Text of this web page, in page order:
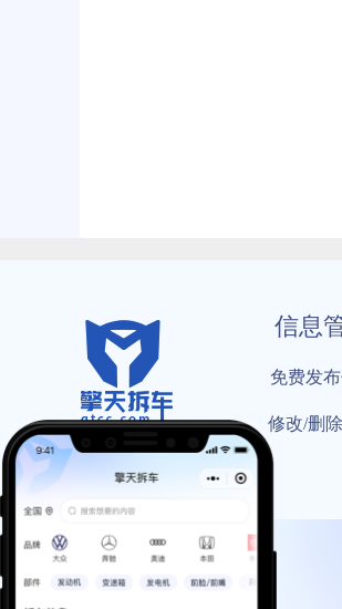
信息
免费发
修改/删